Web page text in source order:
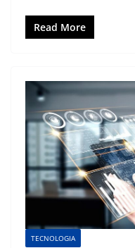
Read More
TECNOLOGIA